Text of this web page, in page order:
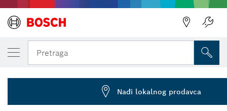
Pretraga
... PRO Impact adapter za burgije
IZABRANA VARIJANTA
PRO Impact adapter za burgije, 1/2 inča
2 607 002 884
Nađi lokalnog prodavca